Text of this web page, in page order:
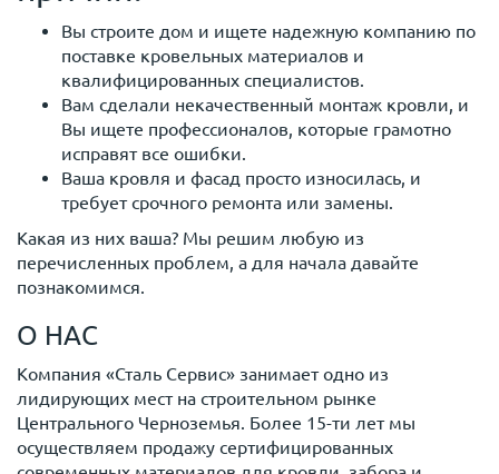
Вы строите дом и ищете надежную компанию по
поставке кровельных материалов и
квалифицированных специалистов.
Вам сделали некачественный монтаж кровли, и
Вы ищете профессионалов, которые грамотно
исправят все ошибки.
Ваша кровля и фасад просто износилась, и
требует срочного ремонта или замены.
Какая из них ваша? Мы решим любую из
перечисленных проблем, а для начала давайте
познакомимся.
О НАС
Компания «Сталь Сервис» занимает одно из
лидирующих мест на строительном рынке
Центрального Черноземья. Более 15-ти лет мы
осуществляем продажу сертифицированных